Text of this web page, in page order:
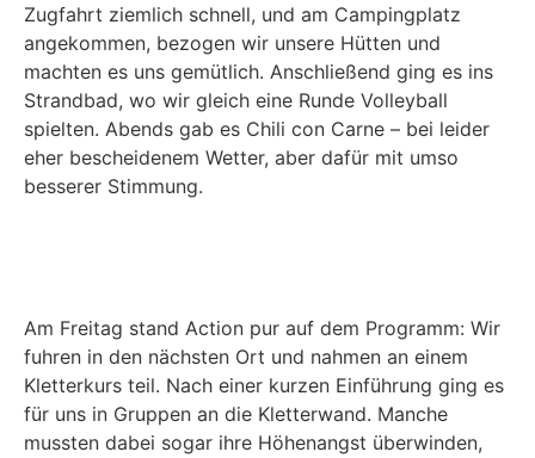
Zugfahrt ziemlich schnell, und am Campingplatz
angekommen, bezogen wir unsere Hütten und
machten es uns gemütlich. Anschließend ging es ins
Strandbad, wo wir gleich eine Runde Volleyball
spielten. Abends gab es Chili con Carne – bei leider
eher bescheidenem Wetter, aber dafür mit umso
besserer Stimmung.
Am Freitag stand Action pur auf dem Programm: Wir
fuhren in den nächsten Ort und nahmen an einem
Kletterkurs teil. Nach einer kurzen Einführung ging es
für uns in Gruppen an die Kletterwand. Manche
mussten dabei sogar ihre Höhenangst überwinden,